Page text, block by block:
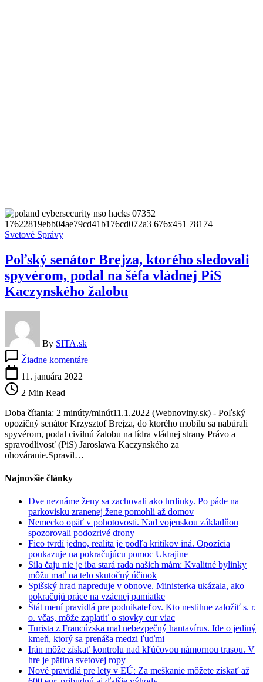
Svetové Správy
Poľský senátor Brejza, ktorého sledovali
spyvérom, podal na šéfa vládnej PiS
Kaczynského žalobu
By SITA.sk
Žiadne komentárePoľský
spyvérom,
podal
na
šéfa
11. januára 2022
2 Min Read
Doba čítania: 2 minúty/minút11.1.2022 (Webnoviny.sk) - Poľský
opozičný senátor Krzysztof Brejza, do ktorého mobilu sa nabúrali
spyvérom, podal civilnú žalobu na lídra vládnej strany Právo a
spravodlivosť (PiS) Jaroslawa Kaczynského za
ohováranie.Spravil…
Najnovšie články
Dve neznáme ženy sa zachovali ako hrdinky. Po páde na
parkovisku zranenej žene pomohli až domov
Nemecko opäť v pohotovosti. Nad vojenskou základňou
spozorovali podozrivé drony
Fico tvrdí jedno, realita je podľa kritikov iná. Opozícia
poukazuje na pokračujúcu pomoc Ukrajine
Sila čaju nie je iba stará rada našich mám: Kvalitné bylinky
môžu mať na telo skutočný účinok
Spišský hrad napreduje v obnove. Ministerka ukázala, ako
pokračujú práce na vzácnej pamiatke
Štát mení pravidlá pre podnikateľov. Kto nestihne založiť s. r.
o. včas, môže zaplatiť o stovky eur viac
Turista z Francúzska mal nebezpečný hantavírus. Ide o jediný
kmeň, ktorý sa prenáša medzi ľuďmi
Irán môže získať kontrolu nad kľúčovou námornou trasou. V
hre je pätina svetovej ropy
Nové pravidlá pre lety v EÚ: Za meškanie môžete získať až